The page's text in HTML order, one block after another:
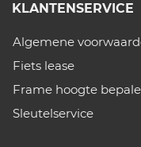
KLANTENSERVICE
Algemene
Fiets lease
Frame hoogte
Sleutelservice